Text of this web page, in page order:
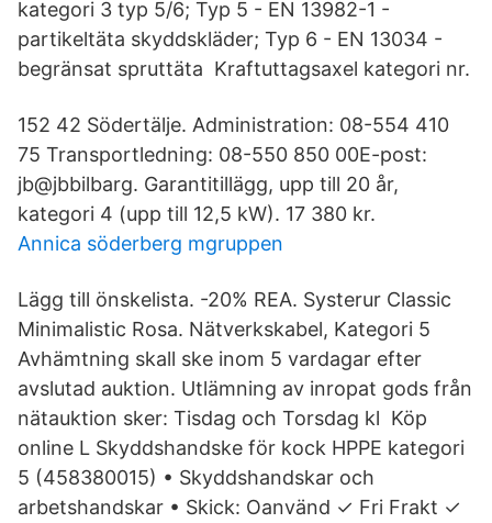
kategori 3 typ 5/6; Typ 5 - EN 13982-1 -
partikeltäta skyddskläder; Typ 6 - EN 13034 -
begränsat spruttäta Kraftuttagsaxel kategori nr.
152 42 Södertälje. Administration: 08-554 410
75 Transportledning: 08-550 850 00E-post:
jb@jbbilbarg. Garantitillägg, upp till 20 år,
kategori 4 (upp till 12,5 kW). 17 380 kr.
Annica söderberg mgruppen
Lägg till önskelista. -20% REA. Systerur Classic
Minimalistic Rosa. Nätverkskabel, Kategori 5
Avhämtning skall ske inom 5 vardagar efter
avslutad auktion. Utlämning av inropat gods från
nätauktion sker: Tisdag och Torsdag kl Köp
online L Skyddshandske för kock HPPE kategori
5 (458380015) • Skyddshandskar och
arbetshandskar • Skick: Oanvänd ✓ Fri Frakt ✓